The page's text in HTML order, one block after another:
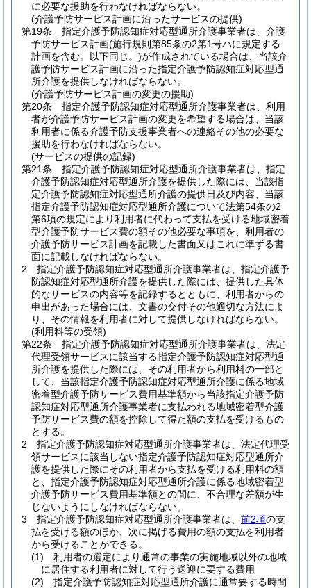
に必要な援助を行わなければならない。
(介護予防サービス計画に沿ったサービスの提供)
第19条
指定介護予防認知症対応型通所介護事業者は、介護
予防サービス計画(施行規則第85条の2第1号ハに規定する
計画を含む。以下同じ。)が作成されている場合は、当該介
護予防サービス計画に沿った指定介護予防認知症対応型通
所介護を提供しなければならない。
(介護予防サービス計画の変更の援助)
第20条
指定介護予防認知症対応型通所介護事業者は、利用
者が介護予防サービス計画の変更を希望する場合は、当該
利用者に係る介護予防支援事業者への連絡その他の必要な
援助を行わなければならない。
(サービスの提供の記録)
第21条
指定介護予防認知症対応型通所介護事業者は、指定
介護予防認知症対応型通所介護を提供した際には、当該指
定介護予防認知症対応型通所介護の提供日及び内容、当該
指定介護予防認知症対応型通所介護について法第54条の2
第6項の規定により利用者に代わって支払を受ける地域密着
型介護予防サービス費の額その他必要な事項を、利用者の
介護予防サービス計画を記載した書面又はこれに準ずる書
面に記載しなければならない。
2
指定介護予防認知症対応型通所介護事業者は、指定介護予
防認知症対応型通所介護を提供した際には、提供した具体
的なサービスの内容等を記録するとともに、利用者からの
申出があった場合には、文書の交付その他適切な方法によ
り、その情報を利用者に対して提供しなければならない。
(利用料等の受領)
第22条
指定介護予防認知症対応型通所介護事業者は、法定
代理受領サービスに該当する指定介護予防認知症対応型通
所介護を提供した際には、その利用者から利用料の一部と
して、当該指定介護予防認知症対応型通所介護に係る地域
密着型介護予防サービス費用基準額から当該指定介護予防
認知症対応型通所介護事業者に支払われる地域密着型介護
予防サービス費の額を控除して得た額の支払を受けるもの
とする。
2
指定介護予防認知症対応型通所介護事業者は、法定代理受
領サービスに該当しない指定介護予防認知症対応型通所介
護を提供した際にその利用者から支払を受ける利用料の額
と、指定介護予防認知症対応型通所介護に係る地域密着型
介護予防サービス費用基準額との間に、不合理な差額が生
じないようにしなければならない。
3
指定介護予防認知症対応型通所介護事業者は、 前2項の支
払を受ける額のほか、次に掲げる費用の額の支払を利用者
から受けることができる。
(1)
利用者の選定により通常の事業の実施地域以外の地域
に居住する利用者に対して行う送迎に要する費用
(2)
指定介護予防認知症対応型通所介護に通常要する時間